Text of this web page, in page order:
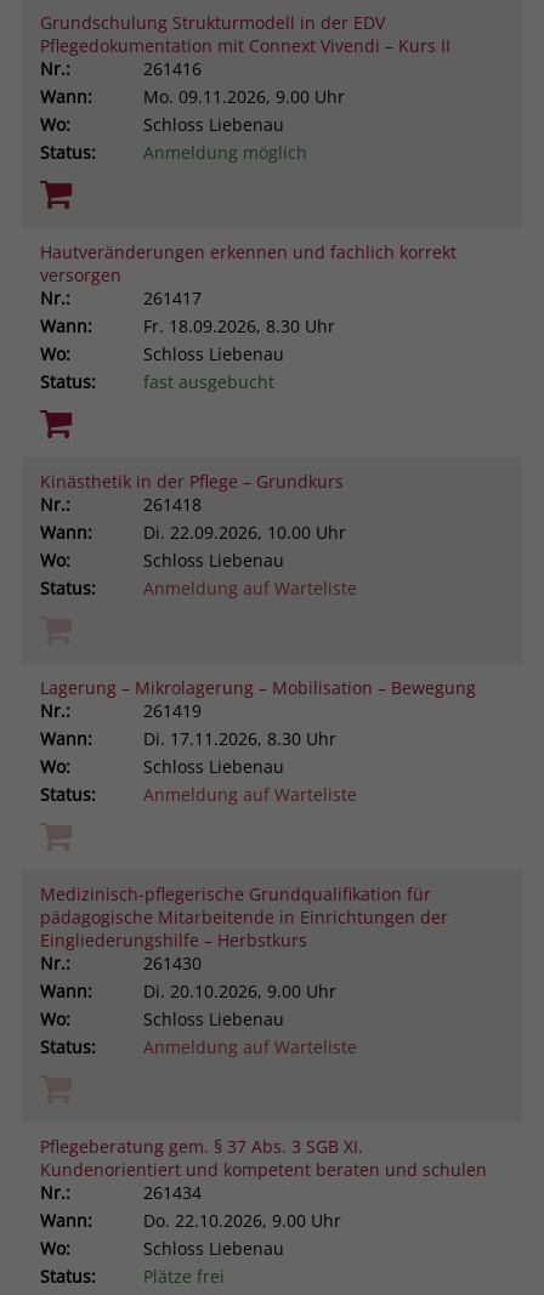
Grundschulung Strukturmodell in der EDV
Pflegedokumentation mit Connext Vivendi – Kurs II
Nr.:
261416
Wann:
Mo. 09.11.2026, 9.00 Uhr
Wo:
Schloss Liebenau
Status:
Anmeldung möglich
Hautveränderungen erkennen und fachlich korrekt
versorgen
Nr.:
261417
Wann:
Fr. 18.09.2026, 8.30 Uhr
Wo:
Schloss Liebenau
Status:
fast ausgebucht
Kinästhetik in der Pflege – Grundkurs
Nr.:
261418
Wann:
Di. 22.09.2026, 10.00 Uhr
Wo:
Schloss Liebenau
Status:
Anmeldung auf Warteliste
Lagerung – Mikrolagerung – Mobilisation – Bewegung
Nr.:
261419
Wann:
Di. 17.11.2026, 8.30 Uhr
Wo:
Schloss Liebenau
Status:
Anmeldung auf Warteliste
Medizinisch-pflegerische Grundqualifikation für
pädagogische Mitarbeitende in Einrichtungen der
Eingliederungshilfe – Herbstkurs
Nr.:
261430
Wann:
Di. 20.10.2026, 9.00 Uhr
Wo:
Schloss Liebenau
Status:
Anmeldung auf Warteliste
Pflegeberatung gem. § 37 Abs. 3 SGB XI.
Kundenorientiert und kompetent beraten und schulen
Nr.:
261434
Wann:
Do. 22.10.2026, 9.00 Uhr
Wo:
Schloss Liebenau
Status:
Plätze frei